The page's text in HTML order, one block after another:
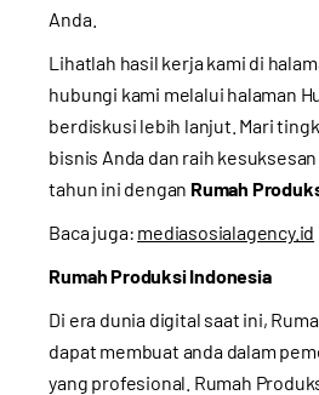
Anda.
Lihatlah hasil kerja kami di
hubungi kami melalui halaman
berdiskusi lebih lanjut. Mari
bisnis Anda dan raih
tahun ini dengan Rumah
Baca juga: mediasosialagency.id
Rumah Produksi Indonesia
Di era dunia digital saat ini,
dapat membuat anda dalam
yang profesional. Rumah